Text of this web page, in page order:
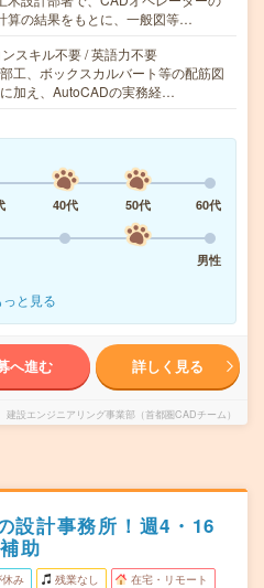
算の結果をもとに、一般図等…
スキル不要 / 英語力不要
工、ボックスカルバート等の配筋図
加え、AutoCADの実務経…
40代 50代
60代
男性
っと見る
へ進む 詳しく見る
設エンジニアリング事業部（首都圏CADチーム）
設計事務所！週4・16
助
休み 残業なし 在宅・リモート